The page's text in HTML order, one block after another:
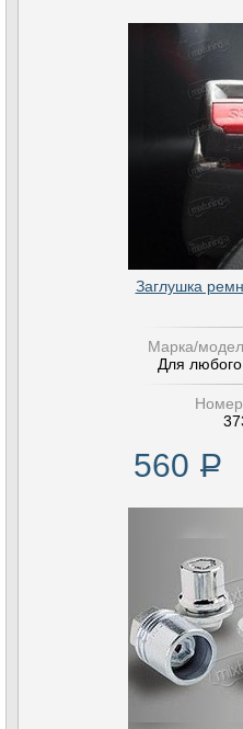
Заглушка
Марка/
Для
Номер
560 Р